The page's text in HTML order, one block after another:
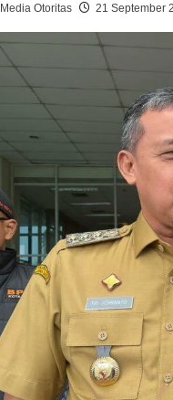
Media Otoritas 21 September